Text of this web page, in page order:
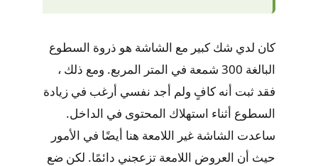
كان لدي شك كبير مع الشاشة هو ذروة السطوع
البالغة 300 شمعة في المتر المربع. ومع ذلك ،
فقد ثبت أنه كافٍ ولم أجد نفسي أرغب في زيادة
السطوع أثناء استهلاك المحتوى في الداخل.
ساعدت الشاشة غير اللامعة هنا أيضًا في الأمور
حيث أن العروض اللامعة تزعجني دائمًا. لكن ضع